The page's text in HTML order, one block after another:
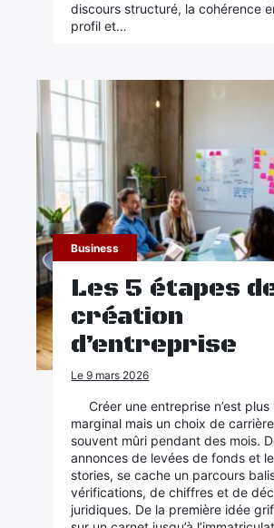
discours structuré, la cohérence
profil et…
Business
Les 5 étapes
création
d’entreprise
Le 9 mars 2026
Créer une entreprise n’est
marginal mais un choix de
souvent mûri pendant des mois.
annonces de levées de fonds et
stories, se cache un parcours
vérifications, de chiffres et de
juridiques. De la première idée